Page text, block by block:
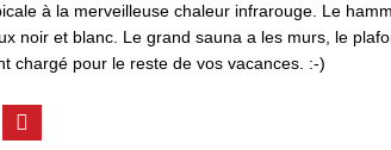
à la merveilleuse chaleur infrarouge. Le
noir et blanc. Le grand sauna a les murs, le
chargé pour le reste de vos vacances. :-)